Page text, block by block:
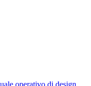
operativo di design